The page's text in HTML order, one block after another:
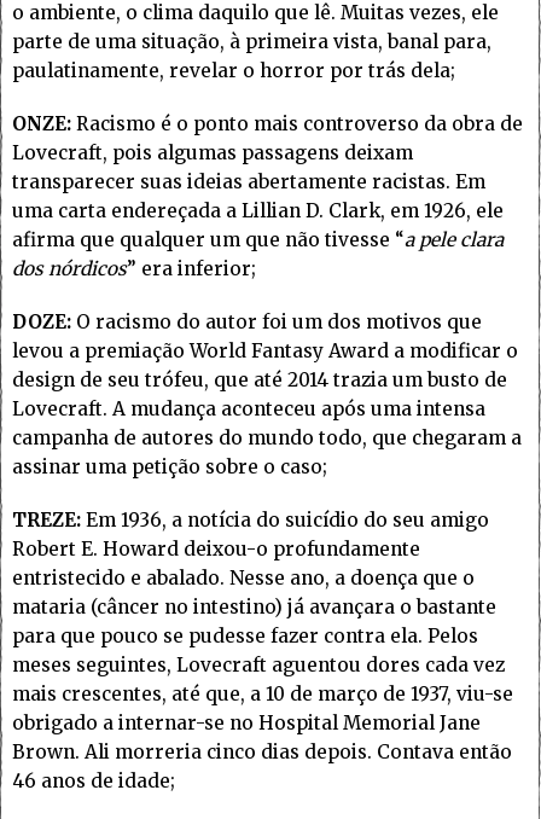
o ambiente, o clima daquilo que lê. Muitas vezes, ele
parte de uma situação, à primeira vista, banal para,
paulatinamente, revelar o horror por trás dela;
ONZE: Racismo é o ponto mais controverso da obra de
Lovecraft, pois algumas passagens deixam
transparecer suas ideias abertamente racistas. Em
uma carta endereçada a Lillian D. Clark, em 1926, ele
afirma que qualquer um que não tivesse “a pele clara
dos nórdicos” era inferior;
DOZE: O racismo do autor foi um dos motivos que
levou a premiação World Fantasy Award a modificar o
design de seu trófeu, que até 2014 trazia um busto de
Lovecraft. A mudança aconteceu após uma intensa
campanha de autores do mundo todo, que chegaram a
assinar uma petição sobre o caso;
TREZE: Em 1936, a notícia do suicídio do seu amigo
Robert E. Howard deixou-o profundamente
entristecido e abalado. Nesse ano, a doença que o
mataria (câncer no intestino) já avançara o bastante
para que pouco se pudesse fazer contra ela. Pelos
meses seguintes, Lovecraft aguentou dores cada vez
mais crescentes, até que, a 10 de março de 1937, viu-se
obrigado a internar-se no Hospital Memorial Jane
Brown. Ali morreria cinco dias depois. Contava então
46 anos de idade;